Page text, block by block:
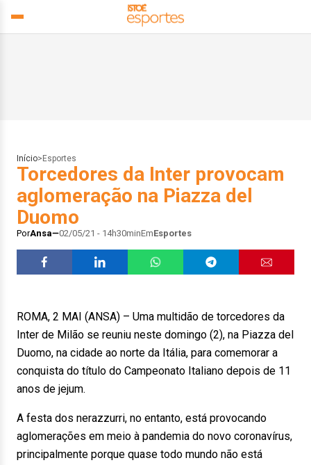
Início> Esportes
Torcedores da Inter provocam
aglomeração na Piazza del
Duomo
PorAnsa 02/05/21 - 14h30minEmEsportes
ROMA, 2 MAI (ANSA) – Uma multidão de torcedores da
Inter de Milão se reuniu neste domingo (2), na Piazza del
Duomo, na cidade ao norte da Itália, para comemorar a
conquista do título do Campeonato Italiano depois de 11
anos de jejum.
A festa dos nerazzurri, no entanto, está provocando
aglomerações em meio à pandemia do novo coronavírus,
principalmente porque quase todo mundo não está